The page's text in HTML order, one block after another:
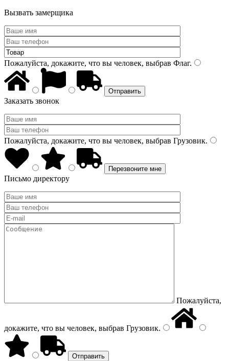
Вызвать замерщика
Пожалуйста, докажите, что вы человек, выбрав Флаг.
Заказать звонок
Пожалуйста, докажите, что вы человек, выбрав Грузовик.
Письмо директору
Пожалуйста,
докажите, что вы человек, выбрав Грузовик.